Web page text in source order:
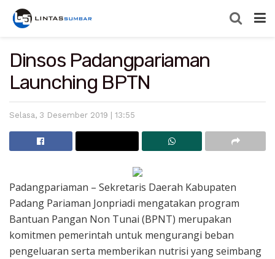
Dinsos Padangpariaman
Launching BPTN
Selasa, 3 Desember 2019 | 13:55
Padangpariaman – Sekretaris Daerah Kabupaten
Padang Pariaman Jonpriadi mengatakan program
Bantuan Pangan Non Tunai (BPNT) merupakan
komitmen pemerintah untuk mengurangi beban
pengeluaran serta memberikan nutrisi yang seimbang